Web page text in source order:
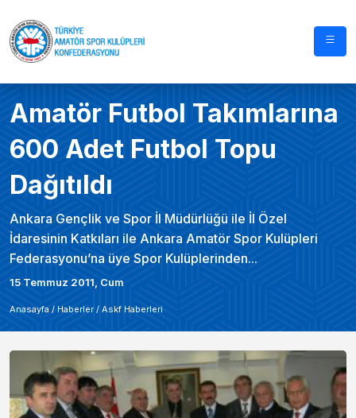
Amatör Futbol Takımlarına
600 Adet Futbol Topu
Dağıtıldı
Ankara Gençlik ve Spor İl Müdürlüğü ile İl Özel
İdaresinin Katkıları ile Ankara Amatör Spor Kulüpleri
Federasyonu’na üye Spor Kulüplerinden...
15 Temmuz 2011, Cum
Anasayfa / Haberler / Askf Haberleri